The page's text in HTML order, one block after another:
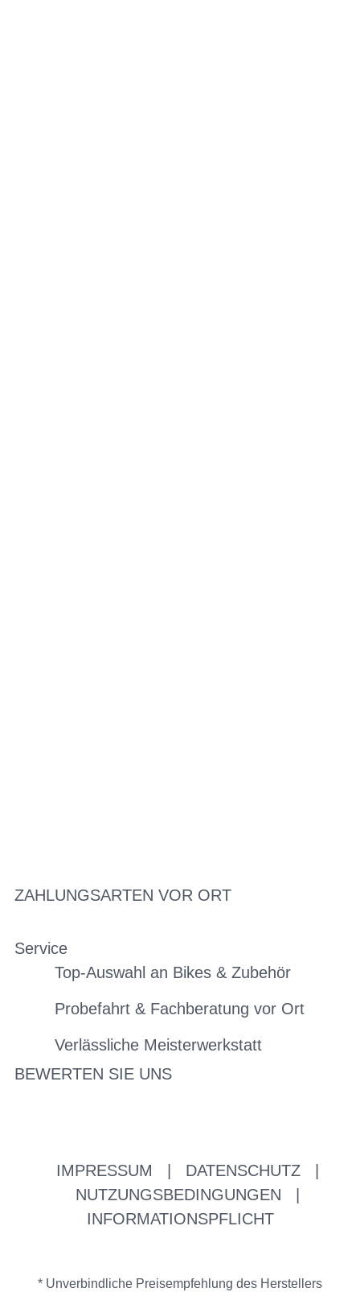
ZAHLUNGSARTEN VOR ORT
Service
Top-Auswahl an Bikes & Zubehör
Probefahrt & Fachberatung vor Ort
Verlässliche Meisterwerkstatt
BEWERTEN SIE UNS
IMPRESSUM DATENSCHUTZ
NUTZUNGSBEDINGUNGEN
INFORMATIONSPFLICHT
* Unverbindliche Preisempfehlung des Herstellers